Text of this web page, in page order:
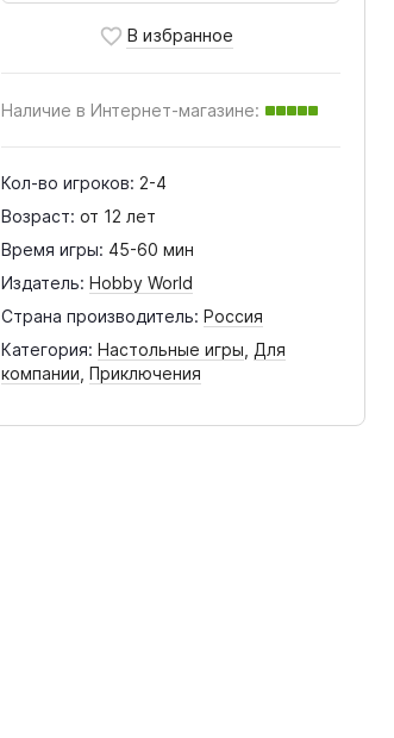
Наличие в Интернет-магазине:
Кол-во игроков: 2-4
Возраст: от 12 лет
Время игры: 45-60 мин
Издатель: Hobby World
Страна производитель: Россия
Категория: Настольные игры Для
компании ,Приключения